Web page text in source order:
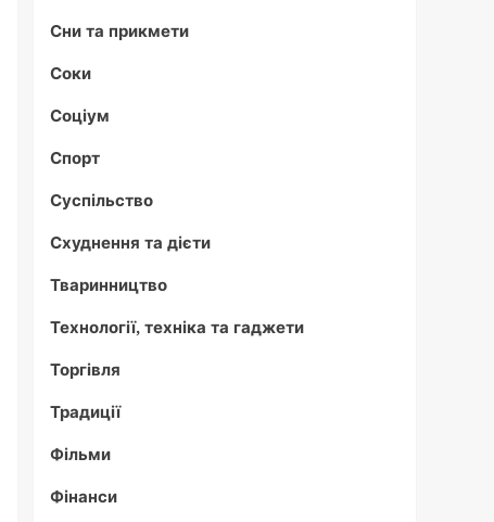
Сни та прикмети
Соки
Соціум
Спорт
Суспільство
Схуднення та дієти
Тваринництво
Технології, техніка та гаджети
Торгівля
Традиції
Фільми
Фінанси